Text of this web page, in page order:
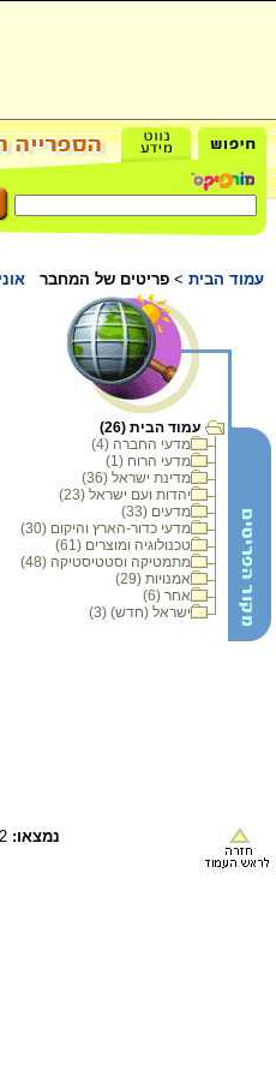
עמוד הבית > פריטים של המחבר
עמוד הבית (26)
מדעי החברה (4)
מדעי הרוח (1)
מדינת ישראל (36)
יהדות ועם ישראל (23)
מדעים (33)
מדעי כדור-הארץ והיקום (30)
טכנולוגיה ומוצרים (61)
מתמטיקה וסטטיסטיקה (48)
אמנויות (29)
אחר (6)
ישראל (חדש) (3)
נמצאו: